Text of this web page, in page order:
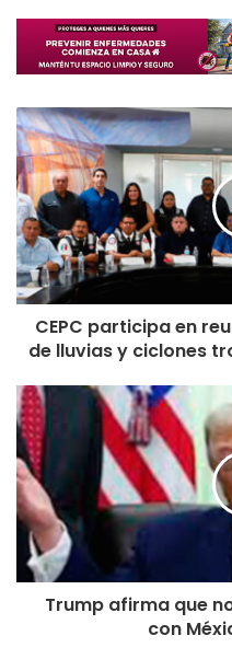
CEPC participa en
de lluvias y ciclones
Trump afirma que
con